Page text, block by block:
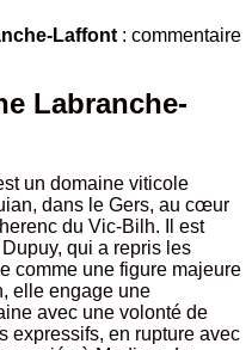
Laffont : commentaire
Labranche-
un domaine viticole
dans le Gers, au cœur
du Vic-Bilh. Il est
qui a repris les
comme une figure majeure
elle engage une
avec une volonté de
expressifs, en rupture avec